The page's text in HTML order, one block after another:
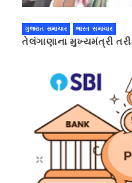
ગુજરાત સમાચાર ભારત સમાચાર
તેલંગાણાના મુખ્યમંત્રી